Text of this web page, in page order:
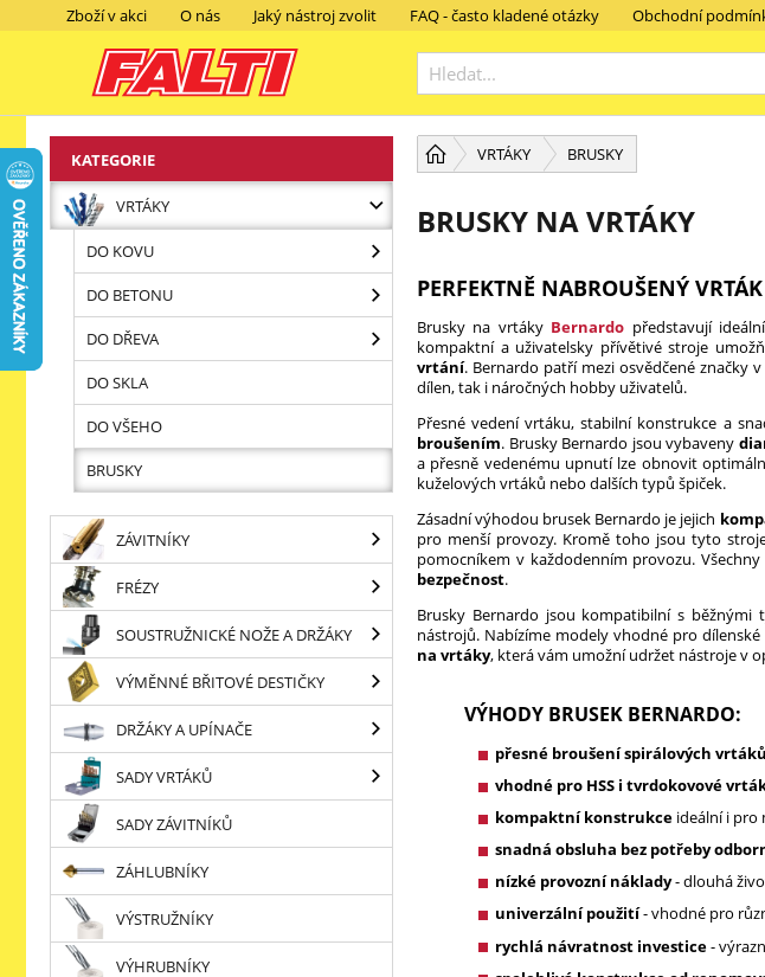
Zboží v akci O nás Jaký nástroj zvolit FAQ - často kladené otázky Obchodní
VRTÁKY BRUSKY
BRUSKY NA VRTÁKY
PERFEKTNĚ NABROUŠENÝ
Brusky na vrtáky Bernardo představují
kompaktní a uživatelsky přívětivé stroje
vrtání. Bernardo patří mezi osvědčené značky
dílen, tak i náročných hobby uživatelů.
Přesné vedení vrtáku, stabilní konstrukce a
broušením. Brusky Bernardo jsou vybaveny
a přesně vedenému upnutí lze obnovit
kuželových vrtáků nebo dalších typů špiček.
Zásadní výhodou brusek Bernardo je jejich
pro menší provozy. Kromě toho jsou tyto
pomocníkem v každodenním provozu.
bezpečnost.
Brusky Bernardo jsou kompatibilní s
nástrojů. Nabízíme modely vhodné pro
na vrtáky, která vám umožní udržet nástroje v
VÝHODY BRUSEK BERNARDO:
přesné broušení spirálových vrtáků
vhodné pro HSS i tvrdokovové
kompaktní konstrukce ideální i pro
snadná obsluha bez potřeby
nízké provozní náklady- dlouhá
univerzální použití- vhodné pro
rychlá návratnost investice-
KATEGORIE
VRTÁKY
DO KOVU
DO BETONU
DO DŘEVA
DO SKLA
DO VŠEHO
BRUSKY
ZÁVITNÍKY
FRÉZY
SOUSTRUŽNICKÉ NOŽE A DRŽÁKY
VÝMĚNNÉ BŘITOVÉ DESTIČKY
DRŽÁKY A UPÍNAČE
SADY VRTÁKŮ
SADY ZÁVITNÍKŮ
ZÁHLUBNÍKY
VÝSTRUŽNÍKY
VÝHRUBNÍKY